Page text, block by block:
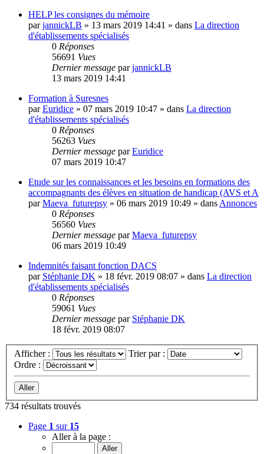
HELP les consignes du mémoire
parjannickLB » 13 mars 2019 14:41 » dans La direction
d'établissements spécialisés
0 Réponses
56691 Vues
Dernier message parjannickLB
13 mars 2019 14:41
Formation à Suresnes
parEuridice » 07 mars 2019 10:47 » dans La direction
d'établissements spécialisés
0 Réponses
56263 Vues
Dernier message parEuridice
07 mars 2019 10:47
Etude sur les connaissances et les besoins en formations des
accompagnants des élèves en situation de handicap (AVS et A
parMaeva_futurepsy » 06 mars 2019 10:49 » dans Annonces
0 Réponses
56560 Vues
Dernier message parMaeva_futurepsy
06 mars 2019 10:49
Indemnités faisant fonction DACS
par Stéphanie DK » 18 févr. 2019 08:07 » dans La direction
d'établissements spécialisés
0 Réponses
59061 Vues
Dernier message par Stéphanie DK
18 févr. 2019 08:07
Afficher :
Trier par :
Ordre :
734 résultats trouvés
Page 1 sur 15
Aller à la page :